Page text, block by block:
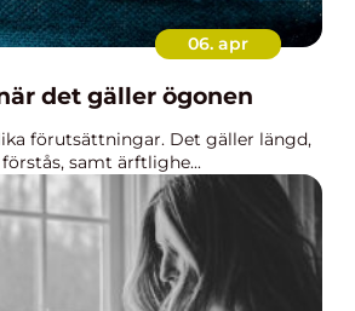
06. apr
det gäller ögonen
förutsättningar. Det gäller längd,
samt ärftlighe...